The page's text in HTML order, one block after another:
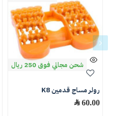
شحن مجاني فوق 250 ريال
رولر مساج قدمين K8
60.00 ﷼